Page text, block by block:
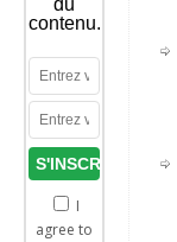
du
contenu.
I
agree to